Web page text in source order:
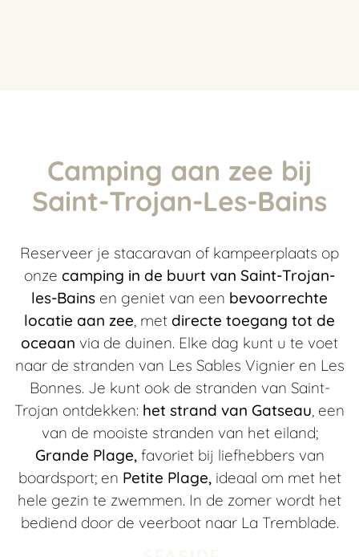
Camping aan zee bij
Saint-Trojan-Les-Bains
Reserveer je stacaravan of kampeerplaats op
onze camping in de buurt van Saint-Trojan-
les-Bains en geniet van een bevoorrechte
locatie aan zee , met directe toegang tot de
oceaan via de duinen. Elke dag kunt u te voet
naar de stranden van Les Sables Vignier en Les
Bonnes. Je kunt ook de stranden van Saint-
Trojan ontdekken: het strand van Gatseau , een
van de mooiste stranden van het eiland;
Grande Plage, favoriet bij liefhebbers van
boardsport; en Petite Plage, ideaal om met het
hele gezin te zwemmen. In de zomer wordt het
bediend door de veerboot naar La Tremblade.